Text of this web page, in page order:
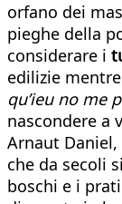
orfano dei
pieghe della
considerare i
edilizie
qu’ieu no me
nascondere a
Arnaut
che da secoli
boschi e i